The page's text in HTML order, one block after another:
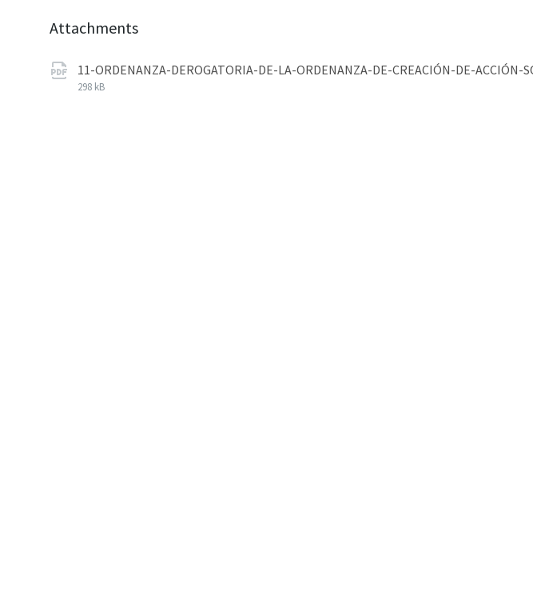
Attachments
11-ORDENANZA-DEROGATORIA-DE-LA-ORDENANZA-DE-CREACIÓN-DE-ACCIÓN-
298 kB